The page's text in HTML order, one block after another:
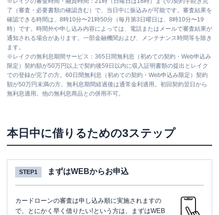
了（審査・必要書類の確認含む）で、当日中に振込みが可能です。審査結果を
確認できる時間は、8時10分〜21時50分（毎月第3日曜日は、8時10分〜19
時）です。時間外や申し込み内容によっては、電話またはメールで審査結果が
通知される場合があります。一部金融機関および、メンテナンス時間等を除き
ます。
※ レイクの無利息期間サービス：365日間無利息（初めての契約・Web申込み
限定）契約額が50万円以上で契約後59日以内に収入証明書類の提出とレイク
での登録が完了の方。60日間無利息（初めての契約・Web申込み限定）契約
額が50万円未満の方。無利息期間経過後は通常金利適用。初回契約翌日から
無利息適用。他の無利息商品との併用不可。
本日中に借りるための3ステップ
STEP1 まずはWEBからお申込
カードローンの審査は申し込み順に実施されますの
で、とにかく早く借りたい!という方は、まずはWEB